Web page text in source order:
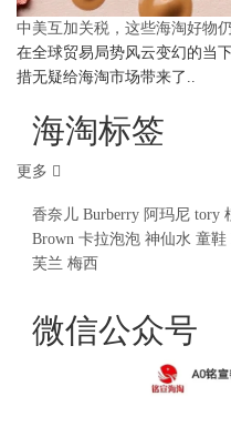
中美互加关税，这些海淘好物
在全球贸易局势风云变幻的当
措无疑给海淘市场带来了..
海淘标签
更多
香奈儿 Burberry 阿玛尼 tory
Brown 卡拉泡泡 神仙水 童鞋
芙兰 梅西
微信公众号